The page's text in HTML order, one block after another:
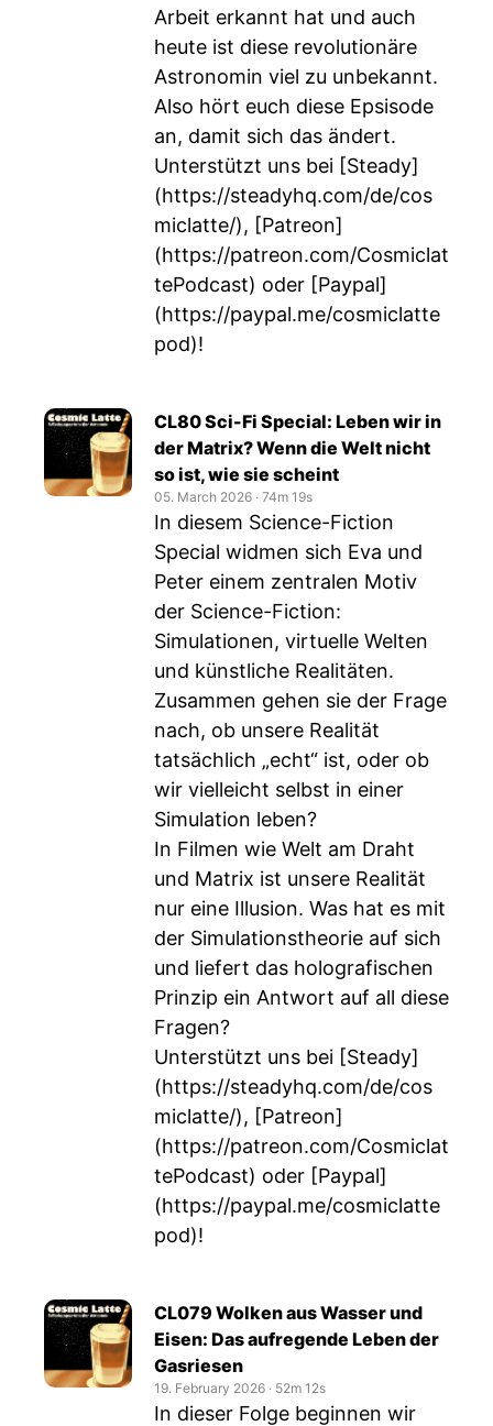
Arbeit erkannt hat und auch
heute ist diese revolutionäre
Astronomin viel zu unbekannt.
Also hört euch diese Epsisode
an, damit sich das ändert.
Unterstützt uns bei [Steady]
(https://steadyhq.com/de/cos
miclatte/), [Patreon]
(https://patreon.com/Cosmiclat
tePodcast) oder [Paypal]
(https://paypal.me/cosmiclatte
pod)!
CL80 Sci-Fi Special: Leben wir in
der Matrix? Wenn die Welt nicht
so ist, wie sie scheint
05. March 2026 ‧ 74m 19s
In diesem Science-Fiction
Special widmen sich Eva und
Peter einem zentralen Motiv
der Science-Fiction:
Simulationen, virtuelle Welten
und künstliche Realitäten.
Zusammen gehen sie der Frage
nach, ob unsere Realität
tatsächlich „echt“ ist, oder ob
wir vielleicht selbst in einer
Simulation leben?
In Filmen wie Welt am Draht
und Matrix ist unsere Realität
nur eine Illusion. Was hat es mit
der Simulationstheorie auf sich
und liefert das holografischen
Prinzip ein Antwort auf all diese
Fragen?
Unterstützt uns bei [Steady]
(https://steadyhq.com/de/cos
miclatte/), [Patreon]
(https://patreon.com/Cosmiclat
tePodcast) oder [Paypal]
(https://paypal.me/cosmiclatte
pod)!
CL079 Wolken aus Wasser und
Eisen: Das aufregende Leben der
Gasriesen
19. February 2026 ‧ 52m 12s
In dieser Folge beginnen wir